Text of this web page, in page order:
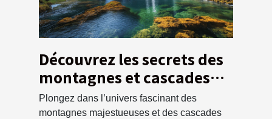
Découvrez les secrets des
montagnes et cascades
locales
Plongez dans l’univers fascinant des
montagnes majestueuses et des cascades